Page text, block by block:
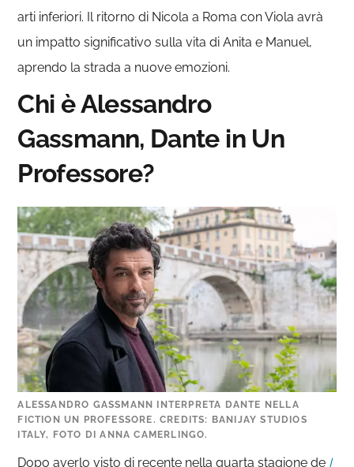
arti inferiori. Il ritorno di Nicola a Roma con Viola avrà
un impatto significativo sulla vita di Anita e Manuel,
aprendo la strada a nuove emozioni.
Chi è Alessandro
Gassmann, Dante in Un
Professore?
ALESSANDRO GASSMANN INTERPRETA DANTE NELLA
FICTION UN PROFESSORE. CREDITS: BANIJAY STUDIOS
ITALY, FOTO DI ANNA CAMERLINGO.
Dopo averlo visto di recente nella quarta stagione de I